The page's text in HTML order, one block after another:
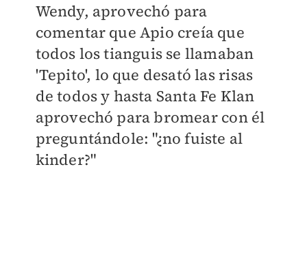
Wendy, aprovechó para
comentar que Apio creía que
todos los tianguis se llamaban
'Tepito', lo que desató las risas
de todos y hasta Santa Fe Klan
aprovechó para bromear con él
preguntándole: "¿no fuiste al
kinder?"